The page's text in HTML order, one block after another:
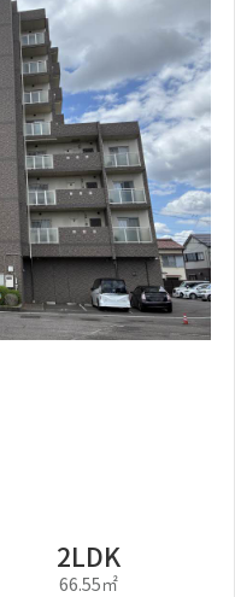
2LDK
66.55㎡